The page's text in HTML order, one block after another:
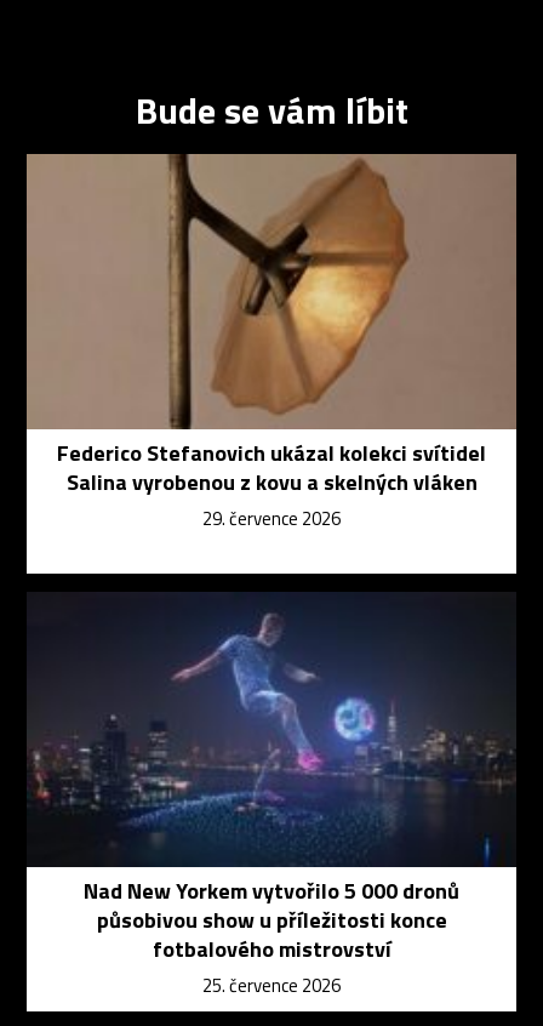
Bude se vám líbit
Federico Stefanovich ukázal kolekci svítidel
Salina vyrobenou z kovu a skelných vláken
29. července 2026
Nad New Yorkem vytvořilo 5 000 dronů
působivou show u příležitosti konce
fotbalového mistrovství
25. července 2026